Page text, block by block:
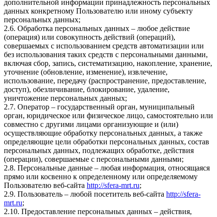
дополнительной информации принадлежность персональных
данных конкретному Пользователю или иному субъекту
персональных данных;
2.6. Обработка персональных данных – любое действие
(операция) или совокупность действий (операций),
совершаемых с использованием средств автоматизации или
без использования таких средств с персональными данными,
включая сбор, запись, систематизацию, накопление, хранение,
уточнение (обновление, изменение), извлечение,
использование, передачу (распространение, предоставление,
доступ), обезличивание, блокирование, удаление,
уничтожение персональных данных;
2.7. Оператор – государственный орган, муниципальный
орган, юридическое или физическое лицо, самостоятельно или
совместно с другими лицами организующие и (или)
осуществляющие обработку персональных данных, а также
определяющие цели обработки персональных данных, состав
персональных данных, подлежащих обработке, действия
(операции), совершаемые с персональными данными;
2.8. Персональные данные – любая информация, относящаяся
прямо или косвенно к определенному или определяемому
Пользователю веб-сайта http://sfera-mrt.ru;
2.9. Пользователь – любой посетитель веб-сайта http://sfera-
mrt.ru;
2.10. Предоставление персональных данных – действия,